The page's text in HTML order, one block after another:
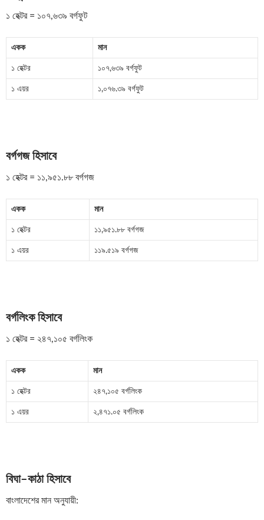
১ হেক্টর = ১০৭,৬৩৯ বর্গফুট
একক মান
১ হেক্টর ১০৭,৬৩৯ বর্গফুট
১ এয়র ১,০৭৬.৩৯ বর্গফুট
বর্গগজ হিসাবে
১ হেক্টর = ১১,৯৫১.৮৮ বর্গগজ
একক মান
১ হেক্টর ১১,৯৫১.৮৮ বর্গগজ
১ এয়র ১১৯.৫১৯ বর্গগজ
বর্গলিংক হিসাবে
১ হেক্টর = ২৪৭,১০৫ বর্গলিংক
একক মান
১ হেক্টর ২৪৭,১০৫ বর্গলিংক
১ এয়র ২,৪৭১.০৫ বর্গলিংক
বিঘা–কাঠা হিসাবে
বাংলাদেশের মান অনুযায়ী: